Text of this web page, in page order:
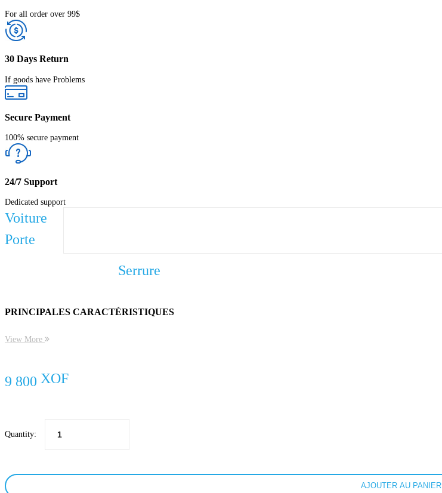
For all order over 99$
30 Days Return
If goods have Problems
Secure Payment
100% secure payment
24/7 Support
Dedicated support
Voiture
Porte
Serrure
PRINCIPALES CARACTÉRISTIQUES
Même si vous changez de voiture, vous pouvez toujours l’utiliser.
Le système d’entrée sans clé est fabriqué par un fabricant professionnel de haute qualité et digne de confiance.
View More
9 800
Quantity:
AJOUTER AU PANIER